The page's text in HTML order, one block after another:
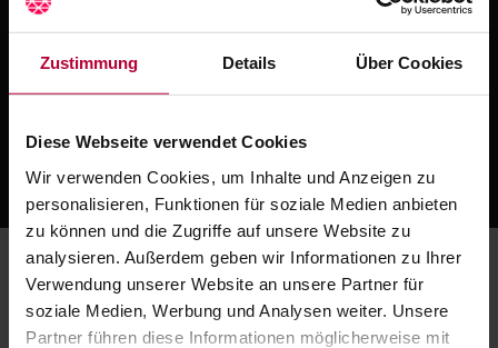
Zustimmung Details Über Cookies
Diese Webseite verwendet Cookies
Wir verwenden Cookies, um Inhalte und Anzeigen zu
personalisieren, Funktionen für soziale Medien anbieten
zu können und die Zugriffe auf unsere Website zu
analysieren. Außerdem geben wir Informationen zu Ihrer
Verwendung unserer Website an unsere Partner für
soziale Medien, Werbung und Analysen weiter. Unsere
Partner führen diese Informationen möglicherweise mit
Erlebe mit Crocodile die moderne Art zahnmedizinischer
Fortbildung. Starte mit einer kostenlosen Testphase -
danach ab 49 € / Monat.
Oder ruf uns an: +49 5251 / 54481-0
Häufig gestellte Fragen